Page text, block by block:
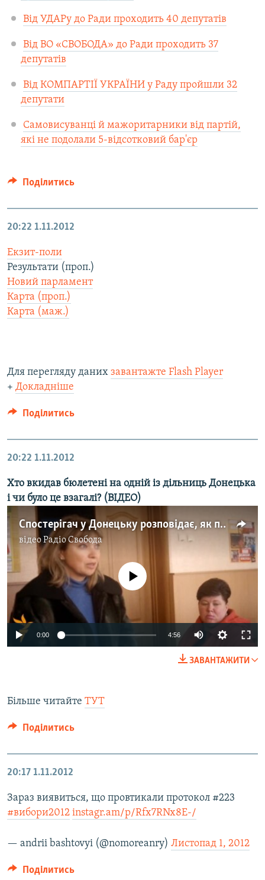
Від УДАРу до Ради проходить 40 депутатів
Від ВО «СВОБОДА» до Ради проходить 37
депутатів
Від КОМПАРТІЇ УКРАЇНИ у Раду пройшли 32
депутати
Самовисуванці й мажоритарники від партій,
які не подолали 5-відсотковий бар'єр
Поділитись
20:22 1.11.2012
Екзит-поли
Результати (проп.)
Новий парламент
Карта (проп.)
Карта (маж.)
Для перегляду даних завантажте Flash Player
+ Докладніше
Поділитись
20:22 1.11.2012
Хто вкидав бюлетені на одній із дільниць Донецька
і чи було це взагалі? (ВІДЕО)
Спостерігач у Донецьку розповідає, як побачив вкидання та інші порушення на власні очі
відеоРадіо Свобода
No media source currently available
0:00 4:56
ЗАВАНТАЖИТИ
Більше читайте ТУТ
Поділитись
20:17 1.11.2012
Зараз виявиться, що провтикали протокол #223
#вибори2012 instagr.am/p/Rfx7RNx8E-/
— andrii bashtovyi (@nomoreanry) Листопад 1, 2012
Поділитись